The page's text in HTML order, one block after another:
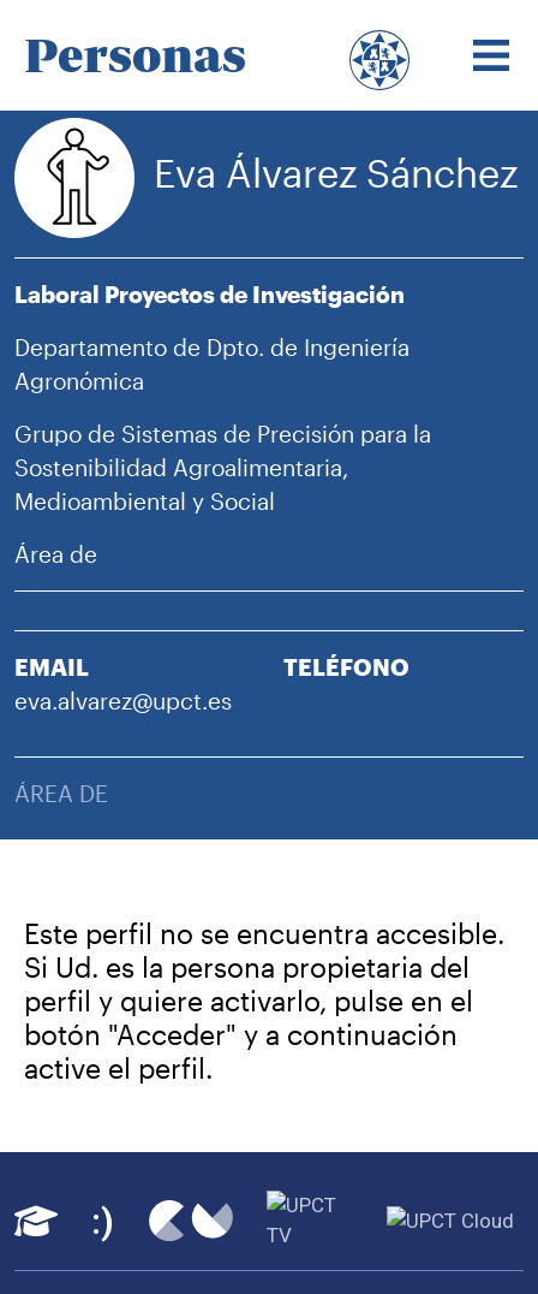
Personas
Eva Álvarez Sánchez
Laboral Proyectos de Investigación
Departamento de Dpto. de Ingeniería
Agronómica
Grupo de Sistemas de Precisión para la
Sostenibilidad Agroalimentaria,
Medioambiental y Social
Área de
EMAIL
eva.alvarez@upct.es
TELÉFONO
ÁREA DE
Este perfil no se encuentra accesible.
Si Ud. es la persona propietaria del
perfil y quiere activarlo, pulse en el
botón "Acceder" y a continuación
active el perfil.